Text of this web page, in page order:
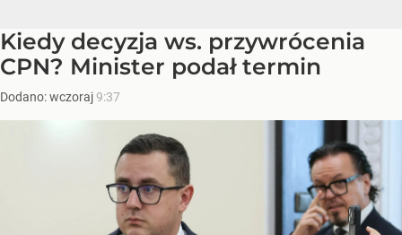
Kiedy decyzja ws. przywrócenia
CPN? Minister podał termin
Dodano:wczoraj9:37